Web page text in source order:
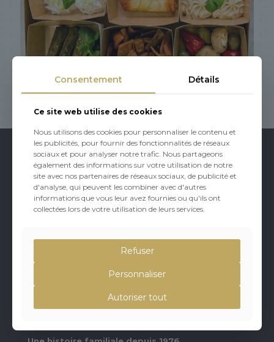
Consentement Détails
Ce site web utilise des cookies
Nous utilisons des cookies pour personnaliser le contenu et
les publicités, pour fournir des fonctionnalités de réseaux
sociaux et pour analyser notre trafic. Nous partageons
également des informations sur votre utilisation de notre
site avec nos partenaires de réseaux sociaux, de publicité et
d'analyse, qui peuvent les combiner avec d'autres
informations que vous leur avez fournies ou qu'ils ont
collectées lors de votre utilisation de leurs services.
Refuser
Personnaliser
Autoriser tout